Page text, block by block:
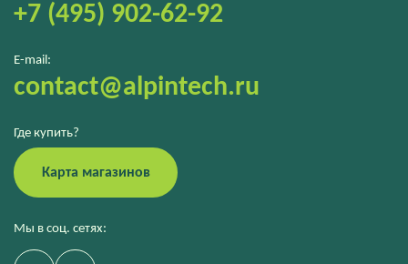
+7 (495) 902-62-92
E-mail:
contact@alpintech.ru
Мы в соц. сетях:
Где купить?
Карта магазинов